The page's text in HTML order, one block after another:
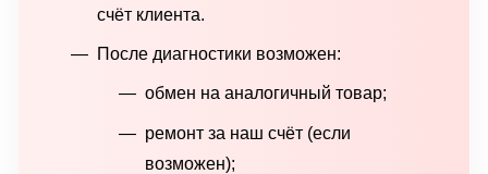
счёт клиента.
После диагностики возможен:
обмен на аналогичный товар;
ремонт за наш счёт (если
возможен);